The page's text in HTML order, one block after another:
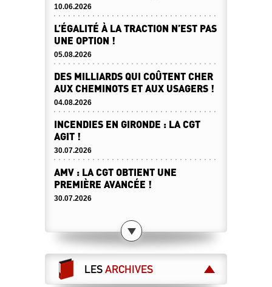
10.06.2026
L’ÉGALITÉ À LA TRACTION N’EST PAS
UNE OPTION !
05.08.2026
DES MILLIARDS QUI COÛTENT CHER
AUX CHEMINOTS ET AUX USAGERS !
04.08.2026
INCENDIES EN GIRONDE : LA CGT
AGIT !
30.07.2026
AMV : LA CGT OBTIENT UNE
PREMIÈRE AVANCÉE !
30.07.2026
DESTINATION SERVICE PUBLIC !
23.07.2026
CANICULE : ATTENTION À NE PAS
BARSSER DE L’AIR CHAUD !
23.07.2026
LESARCHIVES